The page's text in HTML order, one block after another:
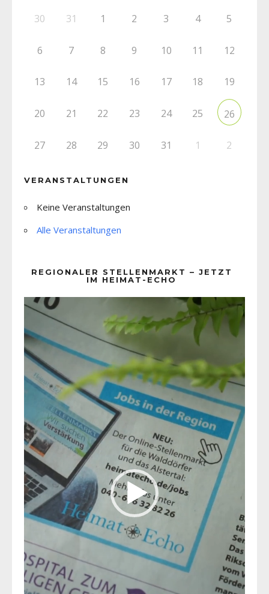
30 31 1 2 3 4 5
6 7 8 9 10 11 12
13 14 15 16 17 18 19
20 21 22 23 24 25 26
27 28 29 30 31 1 2
VERANSTALTUNGEN
Keine Veranstaltungen
Alle Veranstaltungen
REGIONALER STELLENMARKT – JETZT
IM HEIMAT-ECHO
Player